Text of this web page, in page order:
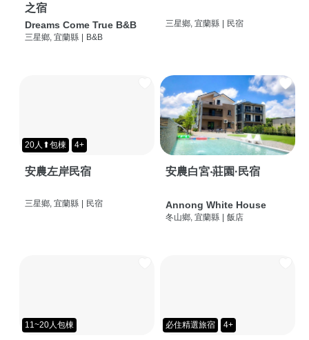
之宿
Dreams Come True B&B
三星鄉, 宜蘭縣 | B&B
三星鄉, 宜蘭縣 | 民宿
20人⬆包棟 4+
安農左岸民宿
三星鄉, 宜蘭縣 | 民宿
安農白宮‧莊園·民宿
Annong White House
冬山鄉, 宜蘭縣 | 飯店
11~20人包棟 必住精選旅宿 4+